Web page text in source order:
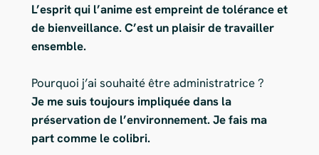
L’esprit qui l’anime est empreint de tolérance et
de bienveillance. C’est un plaisir de travailler
ensemble.
Pourquoi j’ai souhaité être administratrice ?
Je me suis toujours impliquée dans la
préservation de l’environnement. Je fais ma
part comme le colibri.